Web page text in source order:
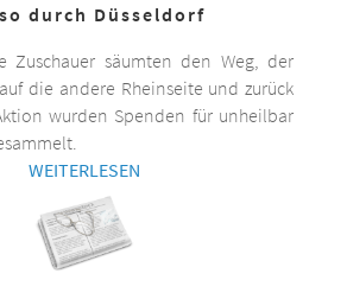
durch Düsseldorf
Zuschauer säumten den Weg, der
die andere Rheinseite und zurück
wurden Spenden für unheilbar
WEITERLESEN